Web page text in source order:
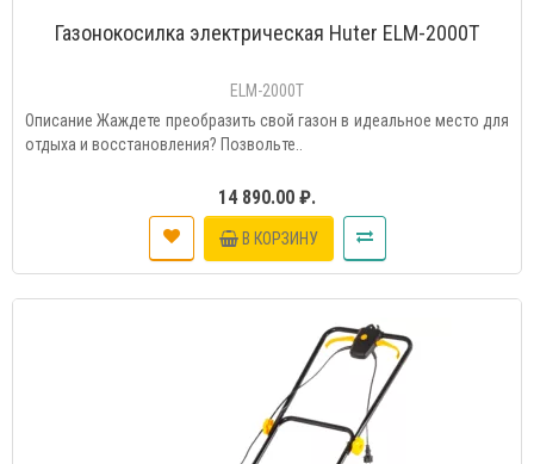
Газонокосилка электрическая Huter ELM-2000T
ELM-2000T
Описание Жаждете преобразить свой газон в идеальное место для
отдыха и восстановления? Позвольте..
14 890.00 ₽.
В КОРЗИНУ